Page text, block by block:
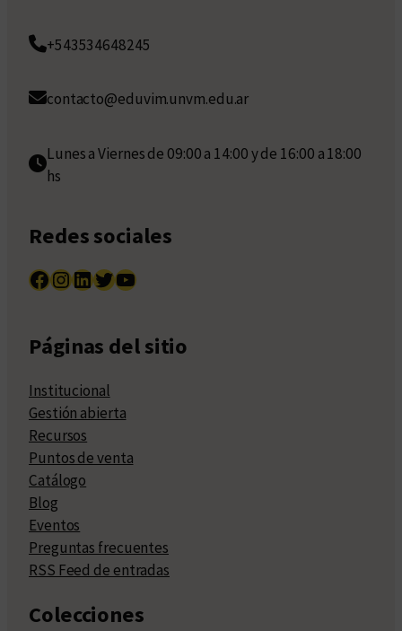
+543534648245
contacto@eduvim.unvm.edu.ar
Lunes a Viernes de 09:00 a 14:00 y de 16:00 a 18:00
hs
Redes sociales
Facebook InstagramLinkedIn Twitter YouTube
Páginas del sitio
Institucional
Gestión abierta
Recursos
Puntos de venta
Catálogo
Blog
Eventos
Preguntas frecuentes
RSS Feed de entradas
Colecciones